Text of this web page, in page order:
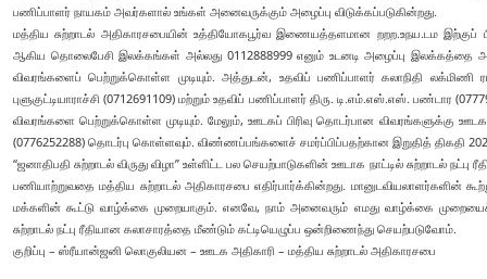
பணிப்பாளர் நாயகம் அவர்களால் உங்கள் அனைவருக்கும் அழைப்பு விடுக்கப்படுகின்றது.
மத்திய சுற்றாடல் அதிகாரசபையின் உத்தியோகபூர்வ இணையத்தளமான றறற.உநய.டம இற்குப்
ஆகிய தொலைபேசி இலக்கங்கள் அல்லது 0112888999 எனும் உடனடி அழைப்பு இலக்கத்தை
விவரங்களைப் பெற்றுக்கொள்ள முடியும். அத்துடன், உதவிப் பணிப்பாளர் கலாநிதி லக்மிணி
புளுகுட்டியாராச்சி (0712691109) மற்றும் உதவிப் பணிப்பாளர் திரு. டி.எம்.எஸ்.எஸ்.
விவரங்களை பெற்றுக்கொள்ள முடியும். மேலும், ஊடகப் பிரிவு தொடர்பான விவரங்களுக்கு
(0776252288) தொடர்பு கொள்ளவும். விண்ணப்பங்களைச் சமர்ப்பிப்பதற்கான இறுதித் திகதி
“ஜனாதிபதி சுற்றாடல் விருது விழா” உள்ளிட்ட பல செயற்பாடுகளின் ஊடாக நாட்டில் சுற்றாடல் நட்பு
பணியாற்றுவதை மத்திய சுற்றாடல் அதிகாரசபை எதிர்பார்க்கின்றது. மானுடவியலாளர்களின்
மக்களின் கூட்டு வாழ்க்கை முறையாகும். எனவே, நாம் அனைவரும் எமது வாழ்க்கை
சுற்றாடல் நட்பு ரீதியான கலாசாரத்தை மீண்டும் கட்டியெழுப்ப ஒன்றிணைந்து செயற்படுவோம்.
குறிப்பு – ஸ்ரீயான்ஜனி லொகுலியன – ஊடக அதிகாரி – மத்திய சுற்றாடல் அதிகாரசபை